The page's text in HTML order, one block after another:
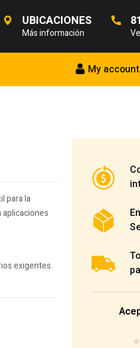
UBICACIONES
Más información
My account
para la
exigentes.